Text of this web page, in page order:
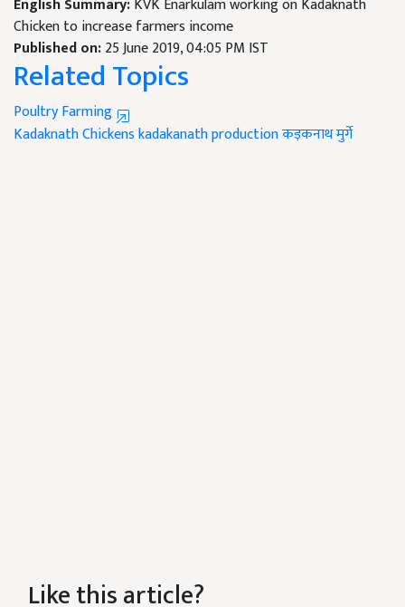
English Summary:KVK Enarkulam working on Kadaknath
Chicken to increase farmers income
Published on:25 June 2019, 04:05 PM IST
Related Topics
Poultry Farming
Kadaknath Chickenskadakanath productionकड़कनाथ मुर्गे
Like this article?